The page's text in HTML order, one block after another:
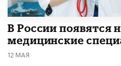
В России появятся
медицинские
12 МАЯ